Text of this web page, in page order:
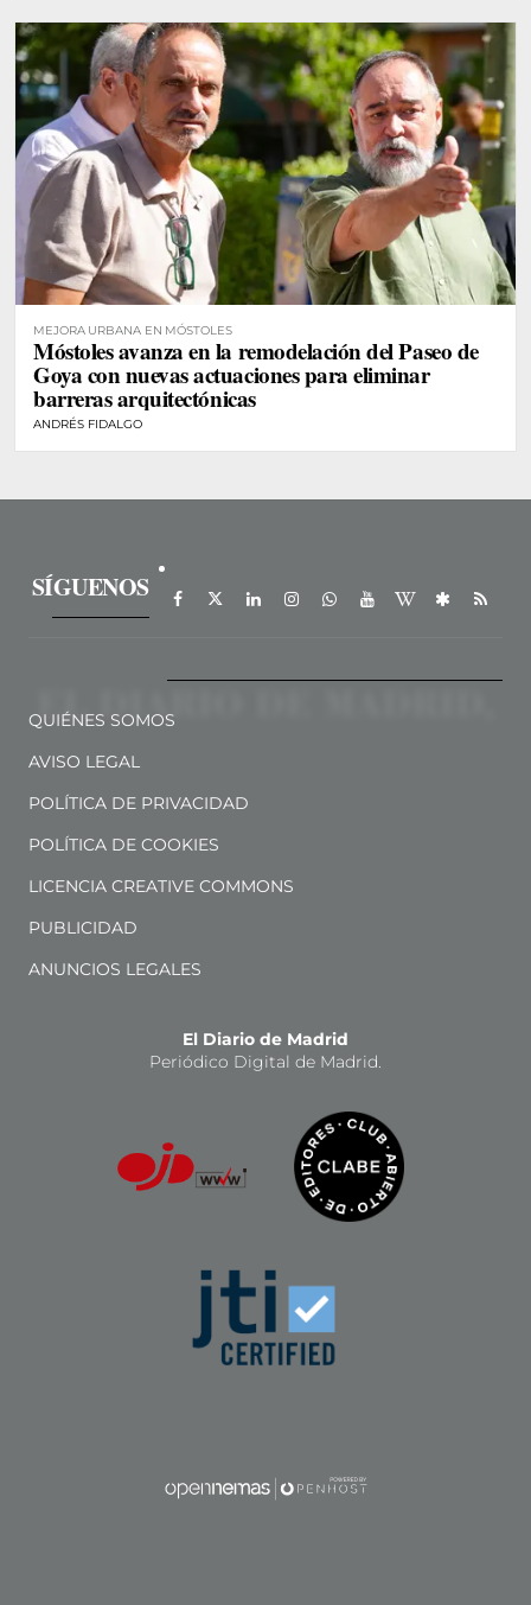
MEJORA URBANA EN MÓSTOLES
Móstoles avanza en la remodelación del Paseo de
Goya con nuevas actuaciones para eliminar
barreras arquitectónicas
ANDRÉS FIDALGO
SÍGUENOS
QUIÉNES SOMOS
AVISO LEGAL
POLÍTICA DE PRIVACIDAD
POLÍTICA DE COOKIES
LICENCIA CREATIVE COMMONS
PUBLICIDAD
ANUNCIOS LEGALES
El Diario de Madrid
Periódico Digital de Madrid.